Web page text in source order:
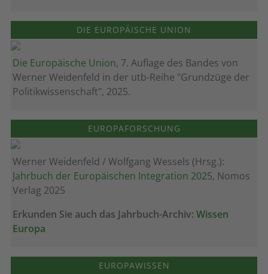
DIE EUROPÄISCHE UNION
Die Europäische Union, 7. Auflage des Bandes von
Werner Weidenfeld in der utb-Reihe "Grundzüge der
Politikwissenschaft", 2025.
EUROPAFORSCHUNG
Werner Weidenfeld / Wolfgang Wessels (Hrsg.):
Jahrbuch der Europäischen Integration 2025, Nomos
Verlag 2025
Erkunden Sie auch das Jahrbuch-Archiv: Wissen
Europa
EUROPAWISSEN